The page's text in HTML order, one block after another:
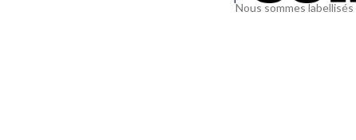
Nous sommes labellisés